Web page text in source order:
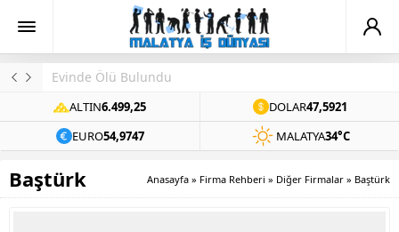
Evinde Ölü Bulundu
ALTIN6.499,25 DOLAR47,5921
EURO54,9747 MALATYA34°C
Baştürk Anasayfa » Firma Rehberi » Diğer Firmalar » Baştürk